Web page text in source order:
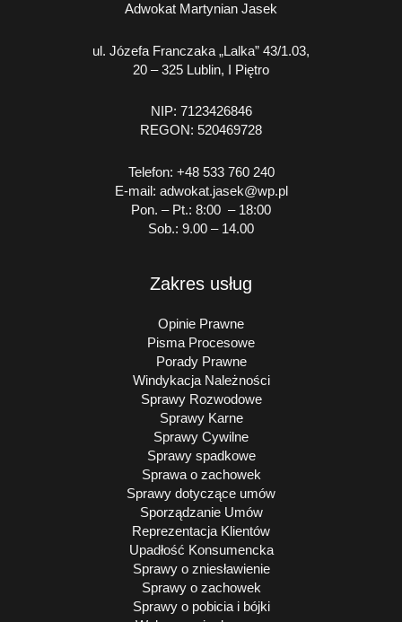
Adwokat Martynian Jasek
ul. Józefa Franczaka „Lalka” 43/1.03,
20 – 325 Lublin, I Piętro
NIP: 7123426846
REGON: 520469728
Telefon: +48 533 760 240
E-mail: adwokat.jasek@wp.pl
Pon. – Pt.: 8:00 – 18:00
Sob.: 9.00 – 14.00
Zakres usług
Opinie Prawne
Pisma Procesowe
Porady Prawne
Windykacja Należności
Sprawy Rozwodowe
Sprawy Karne
Sprawy Cywilne
Sprawy spadkowe
Sprawa o zachowek
Sprawy dotyczące umów
Sporządzanie Umów
Reprezentacja Klientów
Upadłość Konsumencka
Sprawy o zniesławienie
Sprawy o zachowek
Sprawy o pobicia i bójki